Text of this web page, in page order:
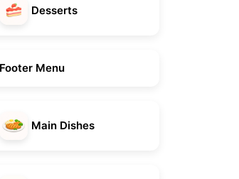
Desserts
Footer Menu
Main Dishes